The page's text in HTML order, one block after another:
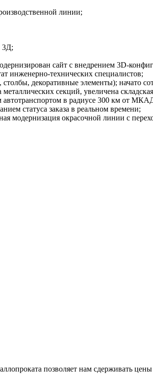
линии;
3Д;
сайт с внедрением 3D-
инженерно-технических специалистов;
декоративные элементы); начато
секций, увеличена
в радиусе 300 км от
статуса заказа в реальном времени;
модернизация окрасочной линии с
позволяет нам сдерживать